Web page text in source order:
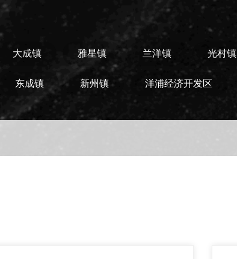
大成镇 雅星镇 兰洋镇 光村镇
东成镇 新州镇 洋浦经济开发区